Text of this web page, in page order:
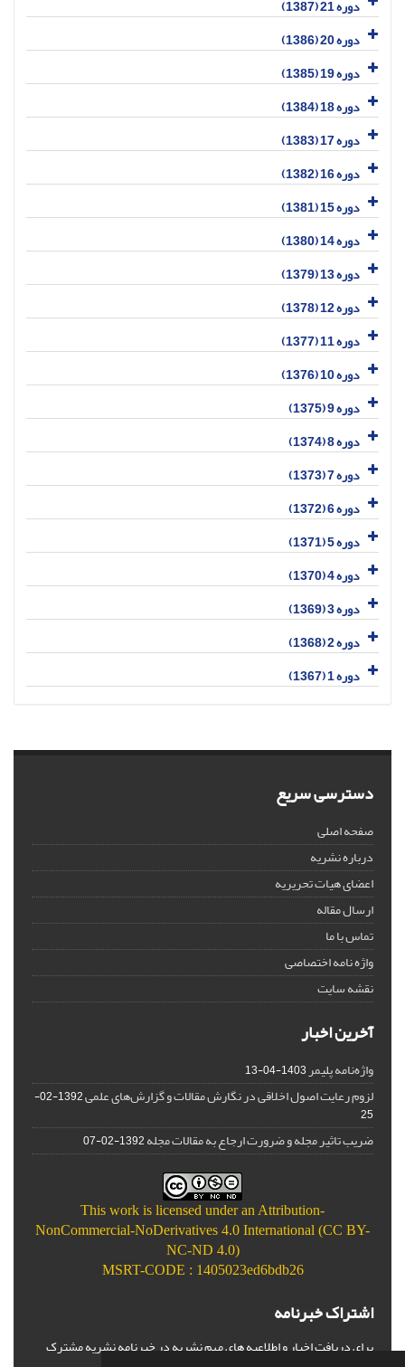
دوره 21 (1387)
دوره 20 (1386)
دوره 19 (1385)
دوره 18 (1384)
دوره 17 (1383)
دوره 16 (1382)
دوره 15 (1381)
دوره 14 (1380)
دوره 13 (1379)
دوره 12 (1378)
دوره 11 (1377)
دوره 10 (1376)
دوره 9 (1375)
دوره 8 (1374)
دوره 7 (1373)
دوره 6 (1372)
دوره 5 (1371)
دوره 4 (1370)
دوره 3 (1369)
دوره 2 (1368)
دوره 1 (1367)
دسترسی سریع
صفحه اصلی
درباره نشریه
اعضای هیات تحریریه
ارسال مقاله
تماس با ما
واژه نامه اختصاصی
نقشه سایت
آخرین اخبار
واژه‌نامه پلیمر1403-04-13
لزوم رعایت اصول اخلاقی در نگارش مقالات و گزارش‌‌های علمی
1392-02-
25
ضریب تاثیر مجله و ضرورت ارجاع به مقالات مجله1392-02-07
This work is licensed under an Attribution-
NonCommercial-NoDerivatives 4.0 International (CC BY-
NC-ND 4.0)
MSRT-CODE : 1405023ed6bdb26
اشتراک خبرنامه
برای دریافت اخبار و اطلاعیه های مهم نشریه در خبرنامه نشریه مشترک